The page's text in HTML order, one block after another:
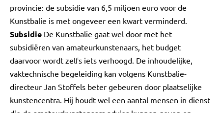
provincie: de subsidie van 6,5 miljoen euro voor de
Kunstbalie is met ongeveer een kwart verminderd.
Subsidie De Kunstbalie gaat wel door met het
subsidiëren van amateurkunstenaars, het budget
daarvoor wordt zelfs iets verhoogd. De inhoudelijke,
vaktechnische begeleiding kan volgens Kunstbalie-
directeur Jan Stoffels beter gebeuren door plaatselijke
kunstencentra. Hij houdt wel een aantal mensen in dienst